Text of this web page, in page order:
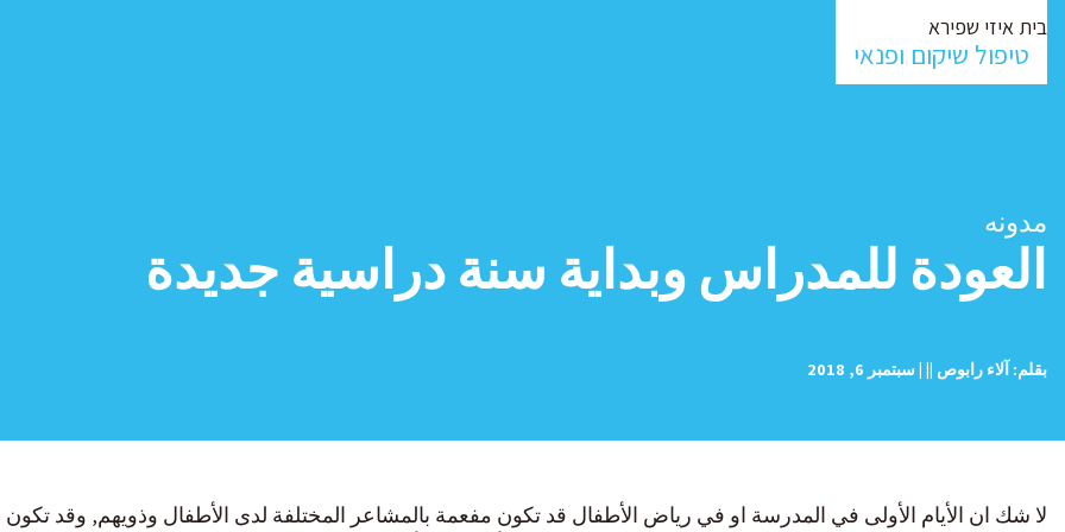
בית איזי שפירא
טיפול שיקום ופנאי
مدونه
العودة للمدراس وبداية سنة دراسية جديدة
بقلم: آلاء رابوص || | سبتمبر 6, 2018
لا شك ان الأيام الأولى في المدرسة او في رياض الأطفال قد تكون مفعمة بالمشاعر المختلفة لدى الأطفال وذويهم, وقد